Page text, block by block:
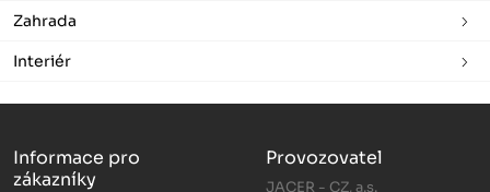
Zahrada
Interiér
Informace pro
zákazníky
Provozovatel
JACER - CZ, a.s.